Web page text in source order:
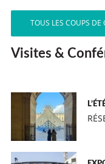
TOUS LES COUPS
Visites &